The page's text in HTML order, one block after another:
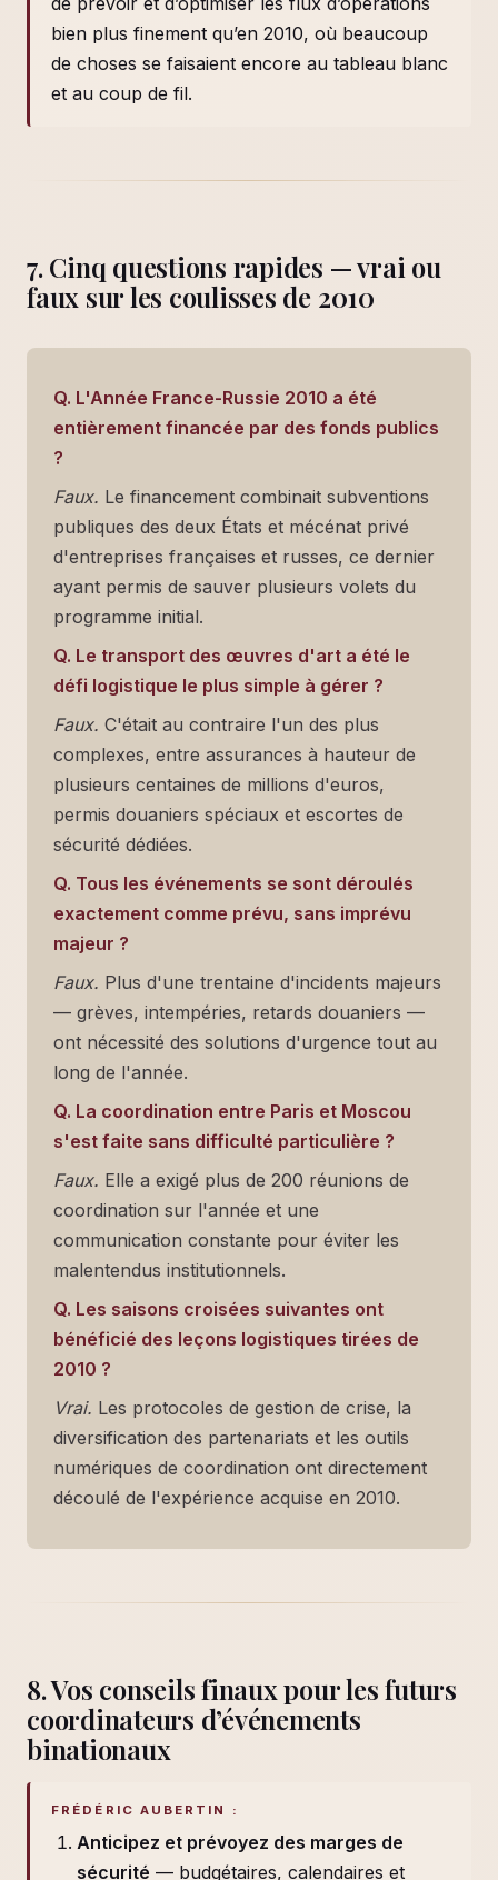
bien plus finement qu’en 2010, où beaucoup
de choses se faisaient encore au tableau blanc
et au coup de fil.
7. Cinq questions rapides — vrai ou
faux sur les coulisses de 2010
Q. L'Année France-Russie 2010 a été
entièrement financée par des fonds publics
?
Faux. Le financement combinait subventions
publiques des deux États et mécénat privé
d'entreprises françaises et russes, ce dernier
ayant permis de sauver plusieurs volets du
programme initial.
Q. Le transport des œuvres d'art a été le
défi logistique le plus simple à gérer ?
Faux. C'était au contraire l'un des plus
complexes, entre assurances à hauteur de
plusieurs centaines de millions d'euros,
permis douaniers spéciaux et escortes de
sécurité dédiées.
Q. Tous les événements se sont déroulés
exactement comme prévu, sans imprévu
majeur ?
Faux. Plus d'une trentaine d'incidents majeurs
— grèves, intempéries, retards douaniers —
ont nécessité des solutions d'urgence tout au
long de l'année.
Q. La coordination entre Paris et Moscou
s'est faite sans difficulté particulière ?
Faux. Elle a exigé plus de 200 réunions de
coordination sur l'année et une
communication constante pour éviter les
malentendus institutionnels.
Q. Les saisons croisées suivantes ont
bénéficié des leçons logistiques tirées de
2010 ?
Vrai. Les protocoles de gestion de crise, la
diversification des partenariats et les outils
numériques de coordination ont directement
découlé de l'expérience acquise en 2010.
8. Vos conseils finaux pour les futurs
coordinateurs d’événements
binationaux
FRÉDÉRIC AUBERTIN :
Anticipez et prévoyez des marges de
sécurité — budgétaires, calendaires et